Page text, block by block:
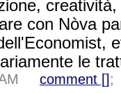
con Nòva
le
comment [] ;